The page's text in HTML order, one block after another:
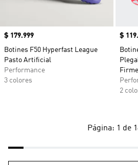
Precio
$ 179.999
Botines F50 Hyperfast League
Pasto Artificial
Performance
3 colores
$
2
Página: 1 de